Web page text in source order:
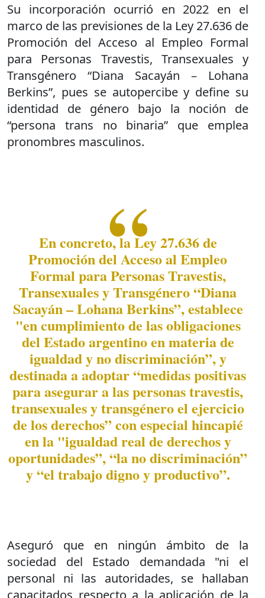
Su incorporación ocurrió en 2022 en el
marco de las previsiones de la Ley 27.636 de
Promoción del Acceso al Empleo Formal
para Personas Travestis, Transexuales y
Transgénero “Diana Sacayán – Lohana
Berkins”, pues se autopercibe y define su
identidad de género bajo la noción de
“persona trans no binaria” que emplea
pronombres masculinos.
En concreto, la Ley 27.636 de
Promoción del Acceso al Empleo
Formal para Personas Travestis,
Transexuales y Transgénero “Diana
Sacayán – Lohana Berkins”, establece
"en cumplimiento de las obligaciones
del Estado argentino en materia de
igualdad y no discriminación”, y
destinada a adoptar “medidas positivas
para asegurar a las personas travestis,
transexuales y transgénero el ejercicio
de los derechos” con especial hincapié
en la "igualdad real de derechos y
oportunidades”, “la no discriminación”
y “el trabajo digno y productivo”.
Aseguró que en ningún ámbito de la
sociedad del Estado demandada "ni el
personal ni las autoridades, se hallaban
capacitados respecto a la aplicación de la